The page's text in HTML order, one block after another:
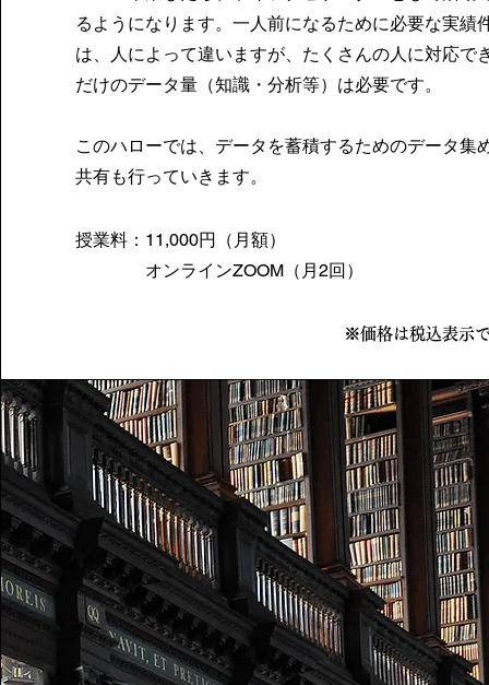
るようになります。一人前になるために必要な実績
は、人によって違いますが、たくさんの人に対応で
だけのデータ量（知識・分析等）は必要です。
このハローでは、データを蓄積するためのデータ集
共有も行っていきます。
授業料：11,000円（月額）
オンラインZOOM（月2回）​​
※価格は税込表示